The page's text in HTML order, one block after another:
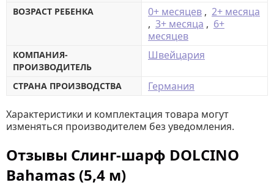
ВОЗРАСТ РЕБЕНКА 0+ месяцев , 2+ месяца
, 3+ месяца , 6+
месяцев
КОМПАНИЯ-
ПРОИЗВОДИТЕЛЬ
Швейцария
СТРАНА ПРОИЗВОДСТВА Германия
Характеристики и комплектация товара могут
изменяться производителем без уведомления.
Отзывы Слинг-шарф DOLCINO
Bahamas (5,4 м)